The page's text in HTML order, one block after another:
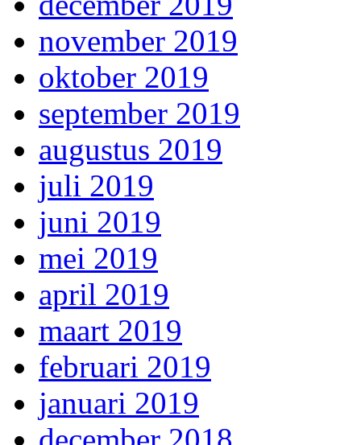
november 2019
oktober 2019
september 2019
augustus 2019
juli 2019
juni 2019
mei 2019
april 2019
maart 2019
februari 2019
januari 2019